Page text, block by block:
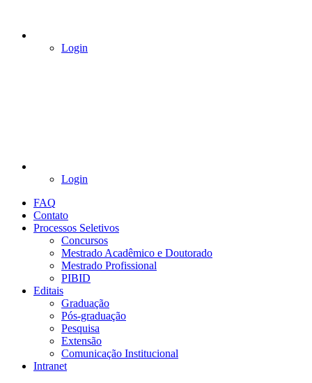
Login
Login
FAQ
Contato
Processos Seletivos
Concursos
Mestrado Acadêmico e Doutorado
Mestrado Profissional
PIBID
Editais
Graduação
Pós-graduação
Pesquisa
Extensão
Comunicação Institucional
Intranet